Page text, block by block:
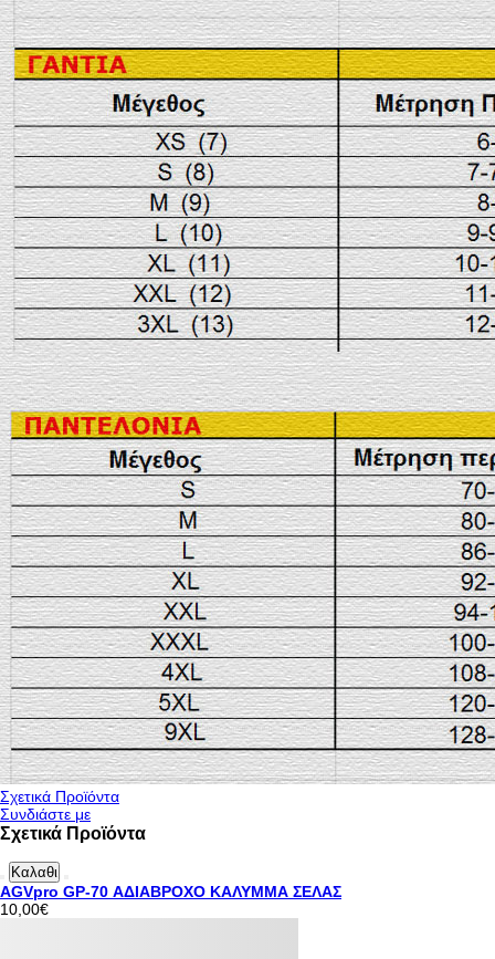
Σχετικά Προϊόντα
Συνδιάστε με
Σχετικά Προϊόντα
Καλαθι
AGVpro GP-70 ΑΔΙΑΒΡΟΧΟ ΚΑΛΥΜΜΑ ΣΕΛΑΣ
10,00€